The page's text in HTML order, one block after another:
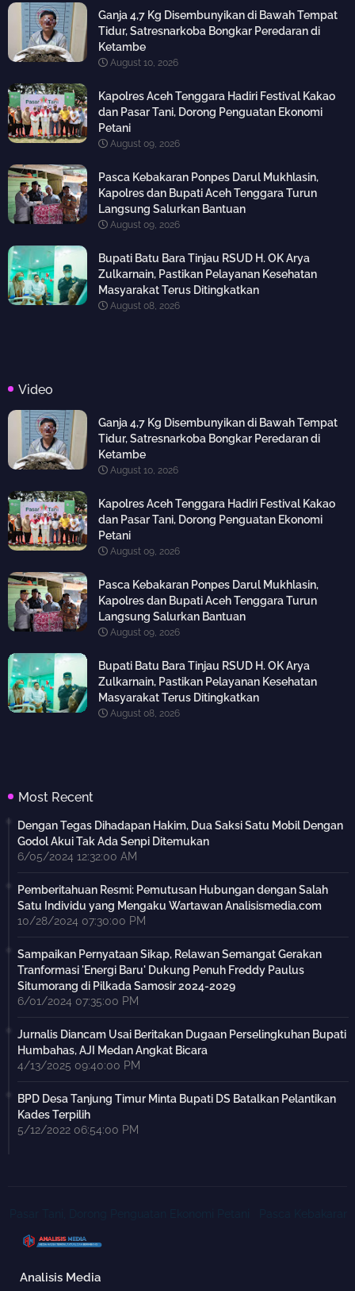
Ganja 4,7 Kg Disembunyikan di Bawah Tempat
Tidur, Satresnarkoba Bongkar Peredaran di
Ketambe
August 10, 2026
Kapolres Aceh Tenggara Hadiri Festival Kakao
dan Pasar Tani, Dorong Penguatan Ekonomi
Petani
August 09, 2026
Pasca Kebakaran Ponpes Darul Mukhlasin,
Kapolres dan Bupati Aceh Tenggara Turun
Langsung Salurkan Bantuan
August 09, 2026
Bupati Batu Bara Tinjau RSUD H. OK Arya
Zulkarnain, Pastikan Pelayanan Kesehatan
Masyarakat Terus Ditingkatkan
August 08, 2026
Video
Ganja 4,7 Kg Disembunyikan di Bawah Tempat
Tidur, Satresnarkoba Bongkar Peredaran di
Ketambe
August 10, 2026
Kapolres Aceh Tenggara Hadiri Festival Kakao
dan Pasar Tani, Dorong Penguatan Ekonomi
Petani
August 09, 2026
Pasca Kebakaran Ponpes Darul Mukhlasin,
Kapolres dan Bupati Aceh Tenggara Turun
Langsung Salurkan Bantuan
August 09, 2026
Bupati Batu Bara Tinjau RSUD H. OK Arya
Zulkarnain, Pastikan Pelayanan Kesehatan
Masyarakat Terus Ditingkatkan
August 08, 2026
Most Recent
Dengan Tegas Dihadapan Hakim, Dua Saksi Satu Mobil Dengan
Godol Akui Tak Ada Senpi Ditemukan
6/05/2024 12:32:00 AM
Pemberitahuan Resmi: Pemutusan Hubungan dengan Salah
Satu Individu yang Mengaku Wartawan Analisismedia.com
10/28/2024 07:30:00 PM
Sampaikan Pernyataan Sikap, Relawan Semangat Gerakan
Tranformasi 'Energi Baru' Dukung Penuh Freddy Paulus
Situmorang di Pilkada Samosir 2024-2029
6/01/2024 07:35:00 PM
Jurnalis Diancam Usai Beritakan Dugaan Perselingkuhan Bupati
Humbahas, AJI Medan Angkat Bicara
4/13/2025 09:40:00 PM
BPD Desa Tanjung Timur Minta Bupati DS Batalkan Pelantikan
Kades Terpilih
5/12/2022 06:54:00 PM
Analisis Media